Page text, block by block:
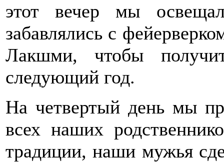
этот вечер мы
забавлялись с
Лакшми, чтобы
следующий год.
На четвертый день мы
всех наших
традиции, наши мужья